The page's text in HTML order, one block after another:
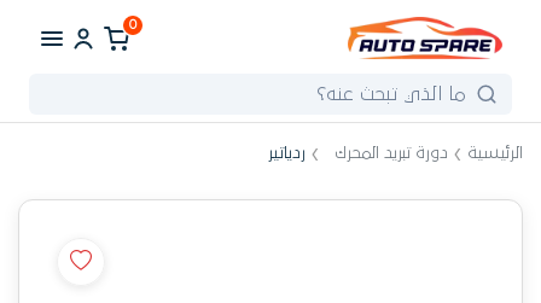
0
الرئيسية دورة تبريد المحرك ردياتير